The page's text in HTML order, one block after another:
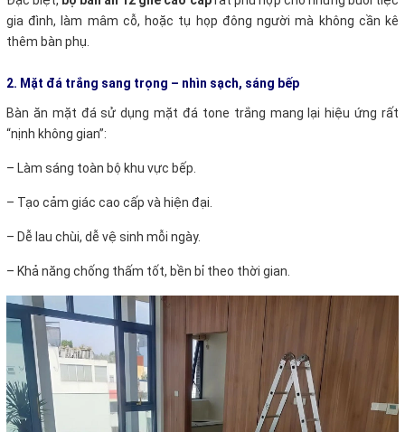
gia đình, làm mâm cỗ, hoặc tụ họp đông người mà không cần kê
thêm bàn phụ.
2. Mặt đá trắng sang trọng – nhìn sạch, sáng bếp
Bàn ăn mặt đá sử dụng mặt đá tone trắng mang lại hiệu ứng rất
“nịnh không gian”:
– Làm sáng toàn bộ khu vực bếp.
– Tạo cảm giác cao cấp và hiện đại.
– Dễ lau chùi, dễ vệ sinh mỗi ngày.
– Khả năng chống thấm tốt, bền bỉ theo thời gian.